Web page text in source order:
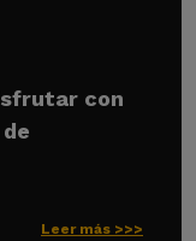
con
Leer más >>>